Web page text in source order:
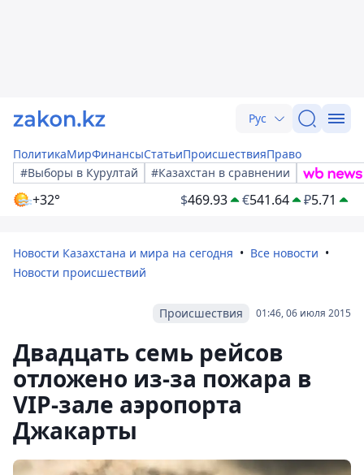
Рус
ПолитикаМирФинансыСтатьиПроисшествияПраво
#Выборы в Курултай
#Казахстан в сравнении
+32° $469.93 €541.64 ₽5.71
Новости Казахстана и мира на сегодня
Все новости
Новости происшествий
01:46, 06 июля 2015
Происшествия
Двадцать семь рейсов
отложено из-за пожара в
VIP-зале аэропорта
Джакарты